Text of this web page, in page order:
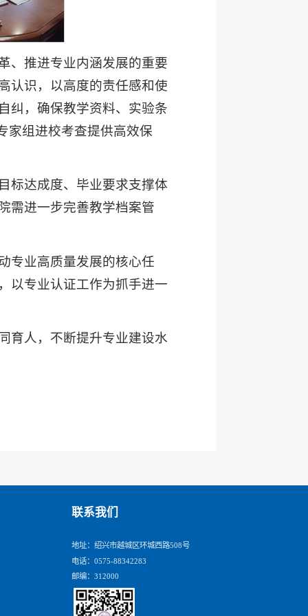
、推进专业内涵发展的重要
认识，以高度的责任感和使
纠，确保教学资料、实验条
家组进校考查提供高效保
标达成度、毕业要求支撑体
需进一步完善教学档案管
专业高质量发展的核心任
以专业认证工作为抓手进一
育人，不断提升专业建设水
联系我们
地址：绍兴市越城区环城西路508号
电话：0575-88342283
邮编：312000